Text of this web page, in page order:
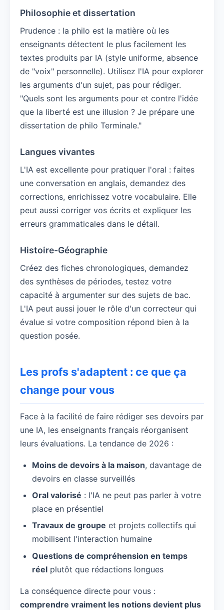
Philosophie et dissertation
Prudence : la philo est la matière où les
enseignants détectent le plus facilement les
textes produits par IA (style uniforme, absence
de "voix" personnelle). Utilisez l'IA pour explorer
les arguments d'un sujet, pas pour rédiger.
"Quels sont les arguments pour et contre l'idée
que la liberté est une illusion ? Je prépare une
dissertation de philo Terminale."
Langues vivantes
L'IA est excellente pour pratiquer l'oral : faites
une conversation en anglais, demandez des
corrections, enrichissez votre vocabulaire. Elle
peut aussi corriger vos écrits et expliquer les
erreurs grammaticales dans le détail.
Histoire-Géographie
Créez des fiches chronologiques, demandez
des synthèses de périodes, testez votre
capacité à argumenter sur des sujets de bac.
L'IA peut aussi jouer le rôle d'un correcteur qui
évalue si votre composition répond bien à la
question posée.
Les profs s'adaptent : ce que ça
change pour vous
Face à la facilité de faire rédiger ses devoirs par
une IA, les enseignants français réorganisent
leurs évaluations. La tendance de 2026 :
Moins de devoirs à la maison, davantage de
devoirs en classe surveillés
Oral valorisé : l'IA ne peut pas parler à votre
place en présentiel
Travaux de groupe et projets collectifs qui
mobilisent l'interaction humaine
Questions de compréhension en temps
réel plutôt que rédactions longues
La conséquence directe pour vous :
comprendre vraiment les notions devient plus